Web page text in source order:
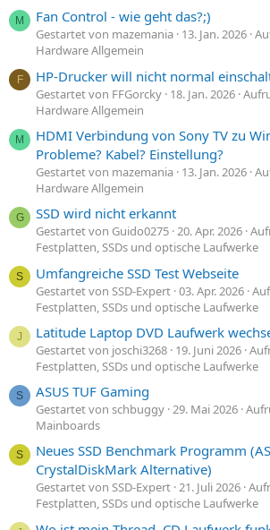
M Fan Control - wie geht das?;)
Gestartet von mazemania 13. Jan. 2026
Hardware Allgemein
F HP-Drucker will nicht normal
Gestartet von FFGorcky 18. Jan. 2026
Hardware Allgemein
M
HDMI Verbindung von Sony TV zu
Probleme? Kabel? Einstellung?
Gestartet von mazemania 13. Jan. 2026
Hardware Allgemein
G SSD wird nicht erkannt
Gestartet von Guido0275 20. Apr. 2026
Festplatten, SSDs und optische Laufwerke
S Umfangreiche SSD Test Webseite
Gestartet von SSD-Expert 03. Apr. 2026
Festplatten, SSDs und optische Laufwerke
J Latitude Laptop DVD Laufwerk
Gestartet von joschi3268 19. Juni 2026
Festplatten, SSDs und optische Laufwerke
S ASUS TUF Gaming
Gestartet von schbuggy 29. Mai 2026
Mainboards
S
Neues SSD Benchmark Programm
CrystalDiskMark Alternative)
Gestartet von SSD-Expert 21. Juli 2026
Festplatten, SSDs und optische Laufwerke